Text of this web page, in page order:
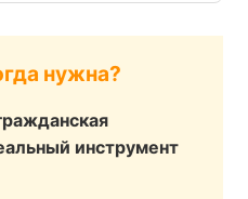
нужна?
инструмент